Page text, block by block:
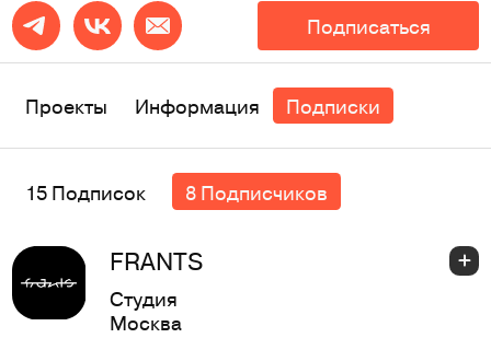
Подписаться
Проекты Информация Подписки
15 Подписок 8 Подписчиков
FRANTS
Студия
Москва